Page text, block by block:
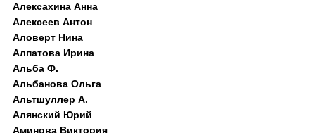
Алексахина Анна
Алексеев Антон
Аловерт Нина
Алпатова Ирина
Альба Ф.
Альбанова Ольга
Альтшуллер А.
Алянский Юрий
Аминова Виктория